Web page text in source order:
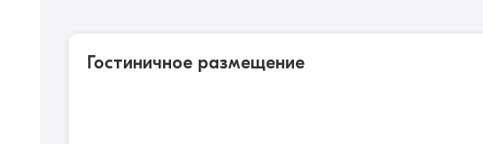
Гостиничное размещение